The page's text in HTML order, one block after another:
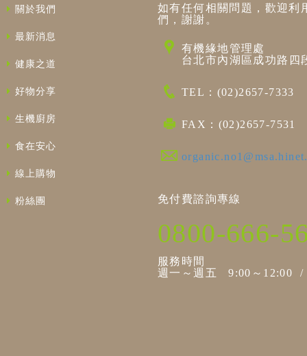
關於我們
最新消息
健康之道
好物分享
生機廚房
食在安心
線上購物
粉絲團
如有任何相關問題，歡迎利
們，謝謝。
有機緣地管理處
台北市內湖區成功路四
TEL：(02)2657-7333
FAX：(02)2657-7531
免付費諮詢專線
0800-666-
服務時間
週一～週五 9:00～12:00 /